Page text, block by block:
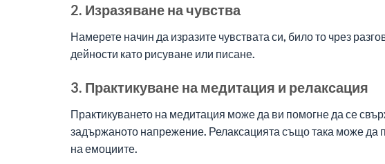
2. Изразяване на чувства
Намерете начин да изразите чувствата си, било то чрез
дейности като рисуване или писане.
3. Практикуване на медитация и релаксация
Практикуването на медитация може да ви помогне да се
задържаното напрежение. Релаксацията също така може да
на емоциите.